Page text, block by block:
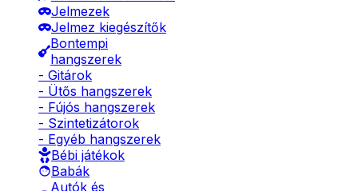
Jelmezek
Jelmez kiegészítők
Bontempi
hangszerek
- Gitárok
- Ütős hangszerek
- Fújós hangszerek
- Szintetizátorok
- Egyéb hangszerek
Bébi játékok
Babák
Autók és